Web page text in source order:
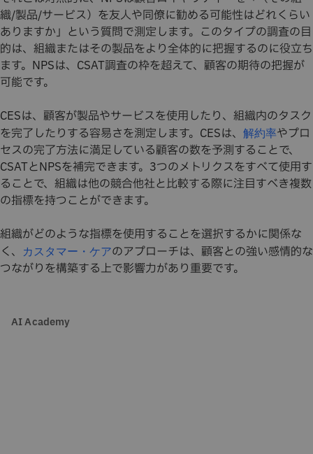
織/製品/サービス）を友人や同僚に勧める可能性はどれくらい
ありますか」という質問で測定します。このタイプの調査の目
的は、組織またはその製品をより全体的に把握するのに役立ち
ます。NPSは、CSAT調査の枠を超えて、顧客の期待の把握が
可能です。
CESは、顧客が製品やサービスを使用したり、組織内のタスク
を完了したりする容易さを測定します。CESは、 解約率やプロ
セスの完了方法に満足している顧客の数を予測することで、
CSATとNPSを補完できます。3つのメトリクスをすべて使用す
ることで、組織は他の競合他社と比較する際に注目すべき複数
の指標を持つことができます。
組織がどのような指標を使用することを選択するかに関係な
く、
カスタマー・ケアのアプローチは、顧客との強い感情的な
つながりを構築する上で影響力があり重要です。
AI Academy